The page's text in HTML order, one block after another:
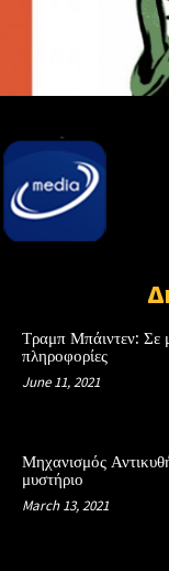
Τραμπ Μπάιντεν: Σε
πληροφορίες
June 11, 2021
Μηχανισμός
μυστήριο
March 13, 2021